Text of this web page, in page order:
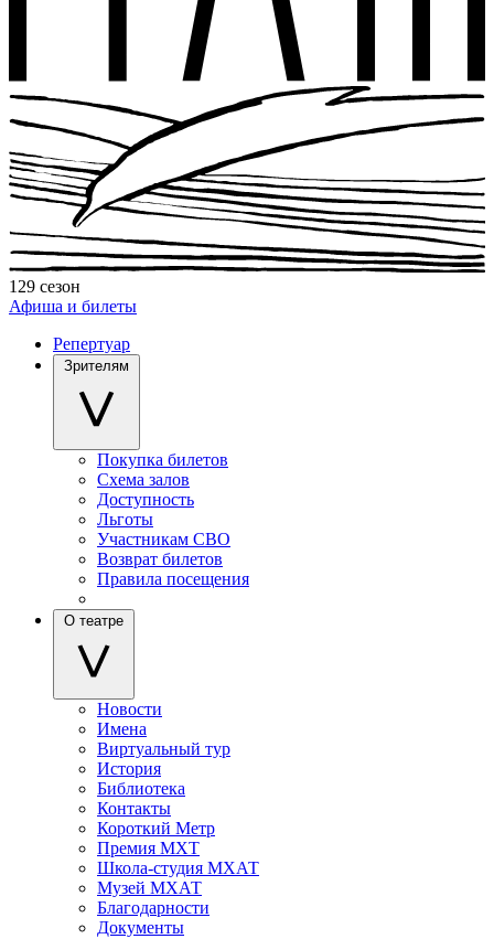
129 сезон
Афиша и билеты
Репертуар
Зрителям
Покупка билетов
Схема залов
Доступность
Льготы
Участникам СВО
Возврат билетов
Правила посещения
О театре
Новости
Имена
Виртуальный тур
История
Библиотека
Контакты
Короткий Метр
Премия МХТ
Школа-студия МХАТ
Музей МХАТ
Благодарности
Документы